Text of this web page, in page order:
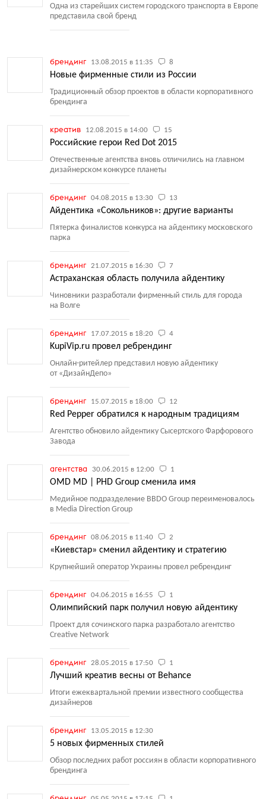
Одна из старейших систем городского транспорта в Европе
представила свой бренд
брендинг 13.08.2015 в 11:35 8
Новые фирменные стили из России
Традиционный обзор проектов в области корпоративного
брендинга
креатив 12.08.2015 в 14:00 15
Российские герои Red Dot 2015
Отечественные агентства вновь отличились на главном
дизайнерском конкурсе планеты
брендинг 04.08.2015 в 13:30 13
Айдентика «Сокольников»: другие варианты
Пятерка финалистов конкурса на айдентику московского
парка
брендинг 21.07.2015 в 16:30 7
Астраханская область получила айдентику
Чиновники разработали фирменный стиль для города
на Волге
брендинг 17.07.2015 в 18:20 4
KupiVip.ru провел ребрендинг
Онлайн-ритейлер представил новую айдентику
от «ДизайнДепо»
брендинг 15.07.2015 в 18:00 12
Red Pepper обратился к народным традициям
Агентство обновило айдентику Сысертского Фарфорового
Завода
агентства 30.06.2015 в 12:00 1
OMD MD | PHD Group сменила имя
Медийное подразделение BBDO Group переименовалось
в Media Direction Group
брендинг 08.06.2015 в 11:40 2
«Киевстар» сменил айдентику и стратегию
Крупнейший оператор Украины провел ребрендинг
брендинг 04.06.2015 в 16:55 1
Олимпийский парк получил новую айдентику
Проект для сочинского парка разработало агентство
Creative Network
брендинг 28.05.2015 в 17:50 1
Лучший креатив весны от Behance
Итоги ежеквартальной премии известного сообщества
дизайнеров
брендинг 13.05.2015 в 12:30
5 новых фирменных стилей
Обзор последних работ россиян в области корпоративного
брендинга